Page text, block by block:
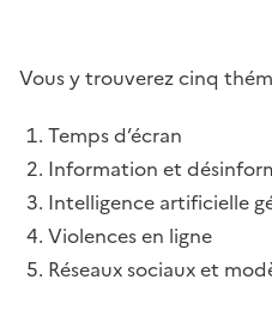
Vous y trouverez cinq
Temps d’écran
Information et
Intelligence artificielle
Violences en ligne
Réseaux sociaux et